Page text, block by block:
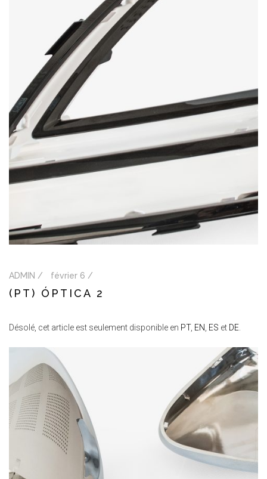
ADMIN / février 6 /
(PT) ÓPTICA 2
Désolé, cet article est seulement disponible en PT, EN ES et DE